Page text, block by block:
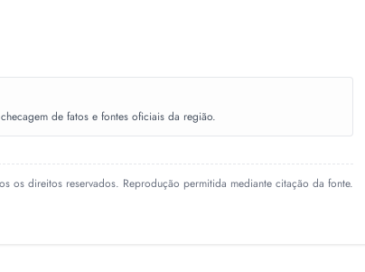
de fatos e fontes oficiais da região.
os direitos reservados. Reprodução permitida mediante citação da fonte.